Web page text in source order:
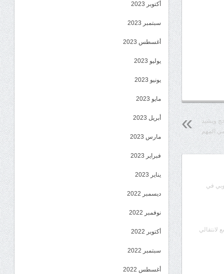
ويشيد
المهم
في
لانتقالي
أكتوبر 2023
سبتمبر 2023
أغسطس 2023
يوليو 2023
يونيو 2023
مايو 2023
أبريل 2023
مارس 2023
فبراير 2023
يناير 2023
ديسمبر 2022
نوفمبر 2022
أكتوبر 2022
سبتمبر 2022
أغسطس 2022